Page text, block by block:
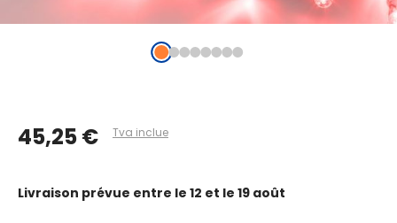
45,25 € Tva inclue
Livraison prévue entre le 12 et le 19 août